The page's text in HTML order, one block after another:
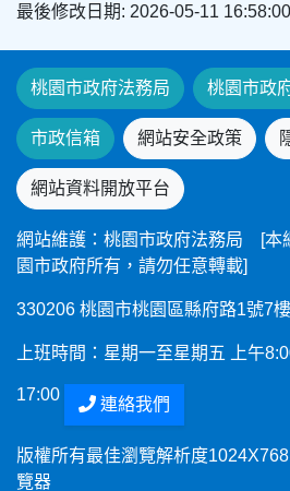
最後修改日期: 2026-05-11 16:58:00
桃園市政府法務局 桃園市政
市政信箱 網站安全政策
網站資料開放平台
網站維護：桃園市政府法務局 [本
園市政府所有，請勿任意轉載]
330206 桃園市桃園區縣府路1號7樓
上班時間：星期一至星期五 上午
17:00
連絡我們
版權所有最佳瀏覽解析度
覽器